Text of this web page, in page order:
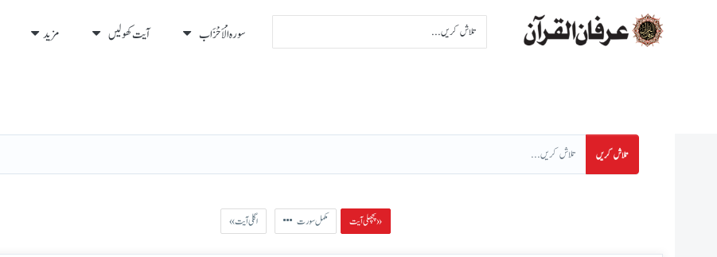
سورہ الْأَحْزَاب آیت کھولیں مزید
تلاش کریں
پچھلی آیت » مکمل سورت « اگلی آیت